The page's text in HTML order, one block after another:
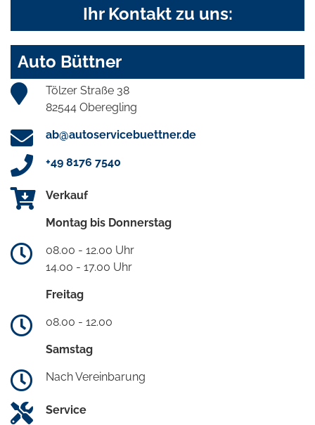
Ihr Kontakt zu uns:
Auto Büttner
Tölzer Straße 38
82544 Oberegling
ab@autoservicebuettner.de
+49 8176 7540
Verkauf
Montag bis Donnerstag
08.00 - 12.00 Uhr
14.00 - 17.00 Uhr
Freitag
08.00 - 12.00
Samstag
Nach Vereinbarung
Service